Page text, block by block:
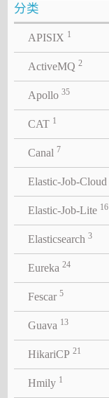
分类
APISIX 1
ActiveMQ 2
Apollo 35
CAT 1
Canal 7
Elastic-Job-Cloud
Elastic-Job-Lite 16
Elasticsearch 3
Eureka 24
Fescar 5
Guava 13
HikariCP 21
Hmily 1